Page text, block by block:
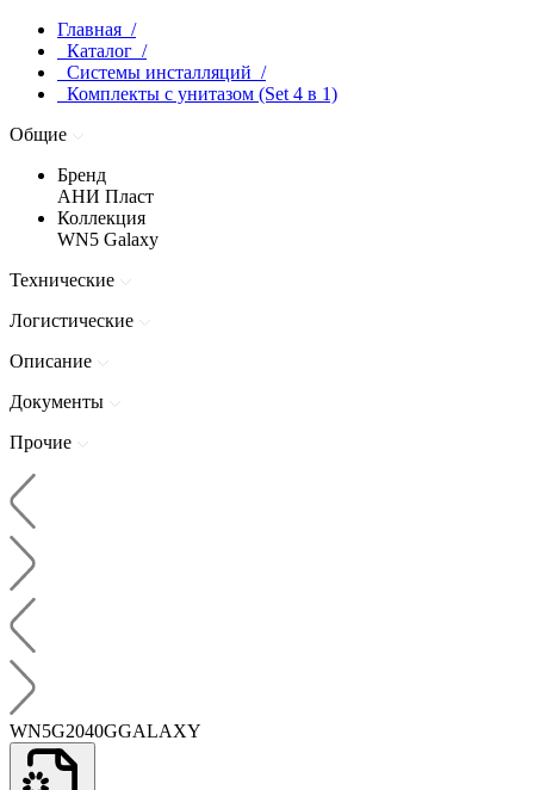
Главная /
Каталог /
Системы инсталляций /
Комплекты с унитазом (Set 4 в 1)
Общие
Бренд
АНИ Пласт
Коллекция
WN5 Galaxy
Технические
Логистические
Описание
Документы
Прочие
WN5G2040GGALAXY